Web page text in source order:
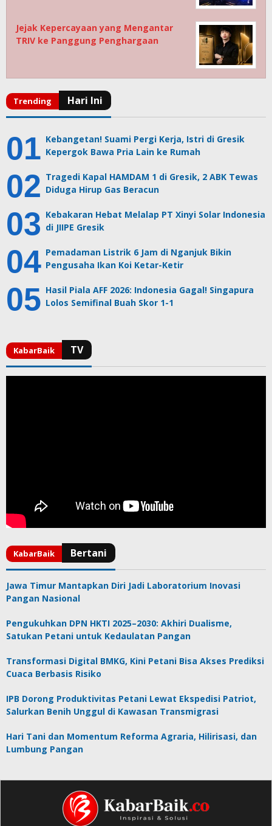
Jejak Kepercayaan yang Mengantar
TRIV ke Panggung Penghargaan
Kebangetan! Suami Pergi Kerja, Istri di Gresik
Kepergok Bawa Pria Lain ke Rumah
Tragedi Kapal HAMDAM 1 di Gresik, 2 ABK Tewas
Diduga Hirup Gas Beracun
Kebakaran Hebat Melalap PT Xinyi Solar Indonesia
di JIIPE Gresik
Pemadaman Listrik 6 Jam di Nganjuk Bikin
Pengusaha Ikan Koi Ketar-Ketir
Hasil Piala AFF 2026: Indonesia Gagal! Singapura
Lolos Semifinal Buah Skor 1-1
Jawa Timur Mantapkan Diri Jadi Laboratorium Inovasi
Pangan Nasional
Pengukuhkan DPN HKTI 2025–2030: Akhiri Dualisme,
Satukan Petani untuk Kedaulatan Pangan
Transformasi Digital BMKG, Kini Petani Bisa Akses Prediksi
Cuaca Berbasis Risiko
IPB Dorong Produktivitas Petani Lewat Ekspedisi Patriot,
Salurkan Benih Unggul di Kawasan Transmigrasi
Hari Tani dan Momentum Reforma Agraria, Hilirisasi, dan
Lumbung Pangan